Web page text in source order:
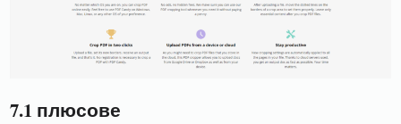
7.1 плюсове